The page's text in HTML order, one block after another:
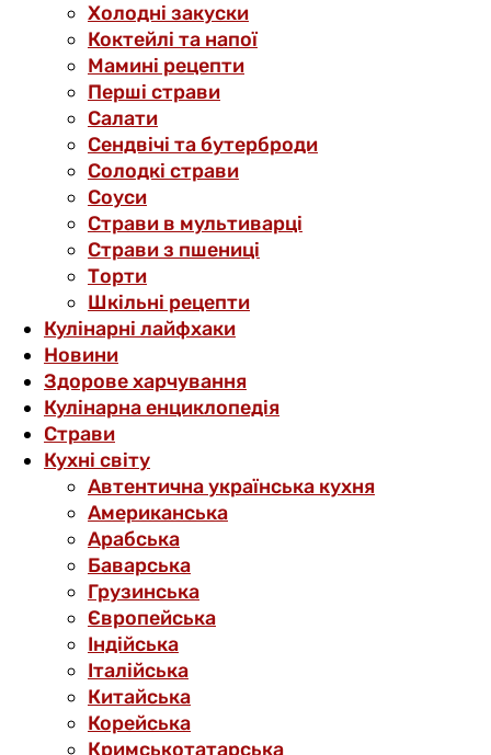
Холодні закуски
Коктейлі та напої
Мамині рецепти
Перші страви
Салати
Сендвічі та бутерброди
Солодкі страви
Соуси
Страви в мультиварці
Страви з пшениці
Торти
Шкільні рецепти
Кулінарні лайфхаки
Новини
Здорове харчування
Кулінарна енциклопедія
Страви
Кухні світу
Автентична українська кухня
Американська
Арабська
Баварська
Грузинська
Європейська
Індійська
Італійська
Китайська
Корейська
Кримськотатарська